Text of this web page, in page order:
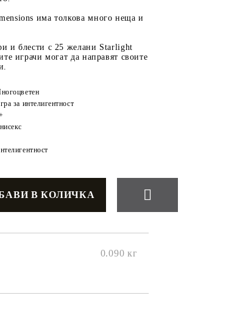
има толкова много неща и
и блести с 25 желани Starlight
играчи могат да направят своите
за интелигентност
0.090 кг